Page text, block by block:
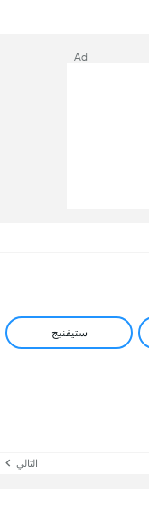
Ad
ستيفنيج
التالي